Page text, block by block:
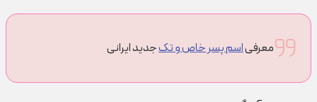
معرفیاسم پسر خاص و تکجدید ایرانی